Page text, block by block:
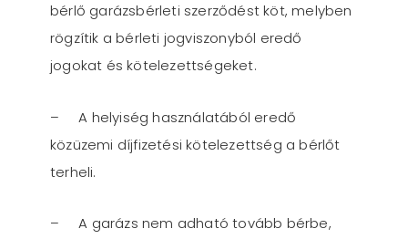
bérlő garázsbérleti szerződést köt, melyben
rögzítik a bérleti jogviszonyból eredő
jogokat és kötelezettségeket.
– A helyiség használatából eredő
közüzemi díjfizetési kötelezettség a bérlőt
terheli.
– A garázs nem adható tovább bérbe,